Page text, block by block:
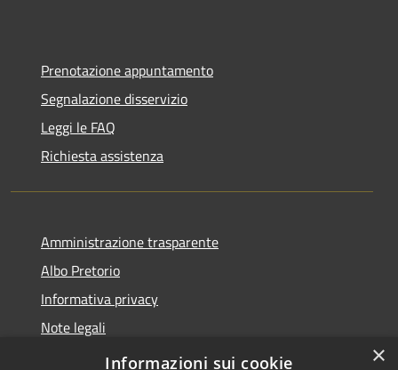
Prenotazione appuntamento
Segnalazione disservizio
Leggi le FAQ
Richiesta assistenza
Amministrazione trasparente
Albo Pretorio
Informativa privacy
Note legali
Dichiarazione di accessibilità
×
Informazioni sui cookie